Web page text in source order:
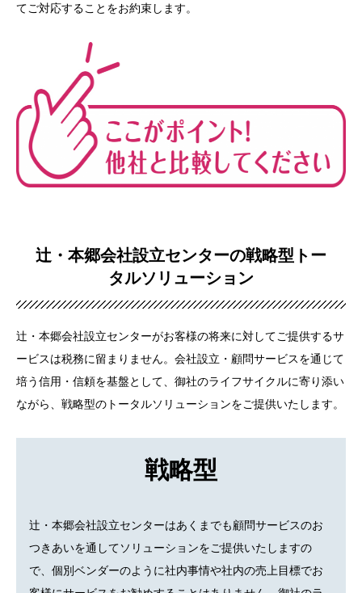
てご対応することをお約束します。
辻・本郷会社設立センターの戦略型トー
タルソリューション
辻・本郷会社設立センターがお客様の将来に対してご提供するサ
ービスは税務に留まりません。会社設立・顧問サービスを通じて
培う信用・信頼を基盤として、御社のライフサイクルに寄り添い
ながら、戦略型のトータルソリューションをご提供いたします。
戦略型
辻・本郷会社設立センターはあくまでも顧問サービスのお
つきあいを通してソリューションをご提供いたしますの
で、個別ベンダーのように社内事情や社内の売上目標でお